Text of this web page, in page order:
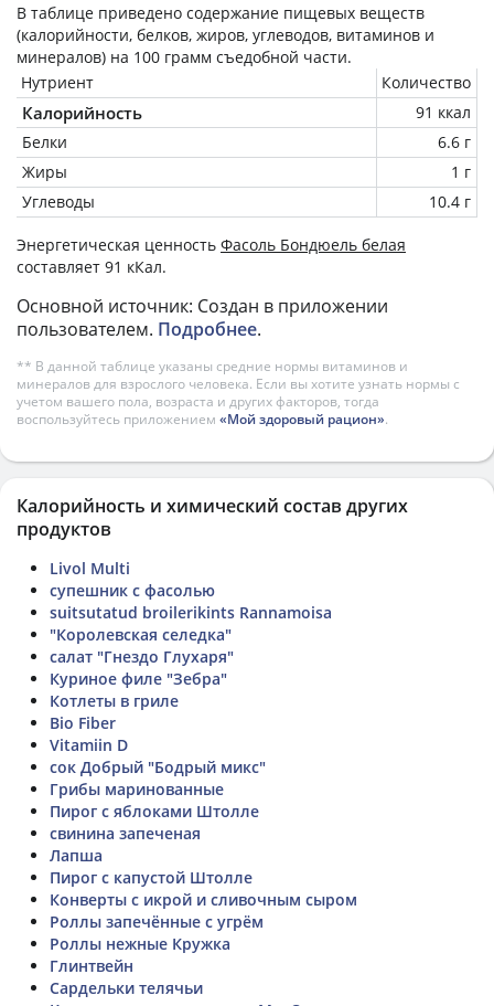
В таблице приведено содержание пищевых веществ
(калорийности, белков, жиров, углеводов, витаминов и
минералов) на 100 грамм съедобной части.
Нутриент
Количество
Калорийность
91 ккал
Белки
6.6 г
Жиры
1 г
Углеводы
10.4 г
Энергетическая ценность Фасоль Бондюель белая
составляет 91 кКал.
Основной источник: Создан в приложении
пользователем. Подробнее.
** В данной таблице указаны средние нормы витаминов и
минералов для взрослого человека. Если вы хотите узнать нормы с
учетом вашего пола, возраста и других факторов, тогда
воспользуйтесь приложением «Мой здоровый рацион».
Калорийность и химический состав других
продуктов
Livol Multi
супешник с фасолью
suitsutatud broilerikints Rannamoisa
"Королевская селедка"
салат "Гнездо Глухаря"
Куриное филе "Зебра"
Котлеты в гриле
Bio Fiber
Vitamiin D
сок Добрый "Бодрый микс"
Грибы маринованные
Пирог с яблоками Штолле
свинина запеченая
Лапша
Пирог с капустой Штолле
Конверты с икрой и сливочным сыром
Роллы запечённые с угрём
Роллы нежные Кружка
Глинтвейн
Сардельки телячьи